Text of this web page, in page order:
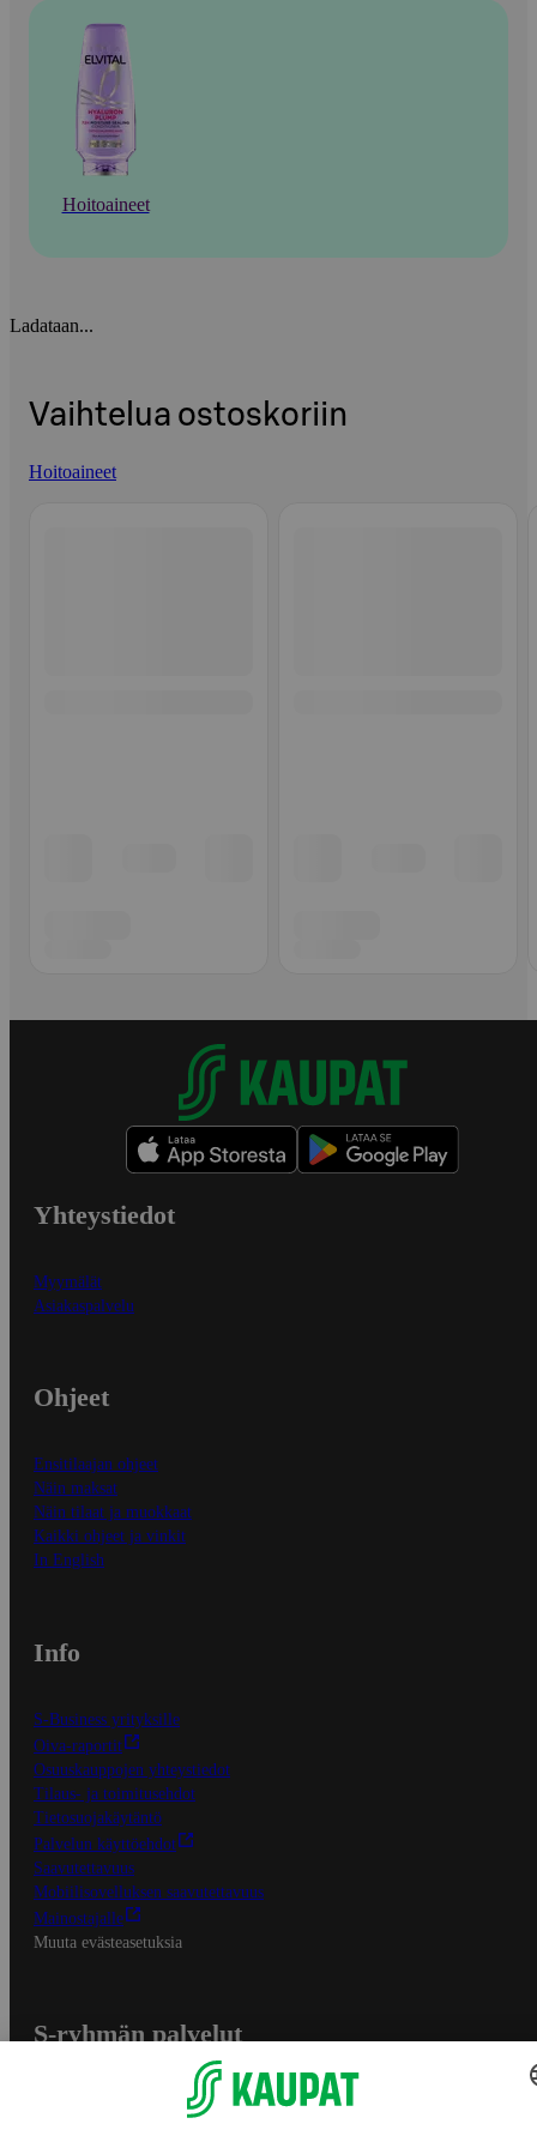
Hoitoaineet
Ladataan...
Vaihtelua ostoskoriin
Hoitoaineet
Yhteystiedot
Myymälät
Asiakaspalvelu
Ohjeet
Ensitilaajan ohjeet
Näin maksat
Näin tilaat ja muokkaat
Kaikki ohjeet ja vinkit
In English
Info
S-Business yrityksille
Oiva-raportit
Osuuskauppojen yhteystiedot
Tilaus- ja toimitusehdot
Tietosuojakäytäntö
Palvelun käyttöehdot
Saavutettavuus
Mobiilisovelluksen saavutettavuus
Mainostajalle
Muuta evästeasetuksia
S-ryhmän palvelut